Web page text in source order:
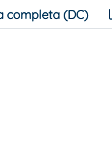
completa (DC)